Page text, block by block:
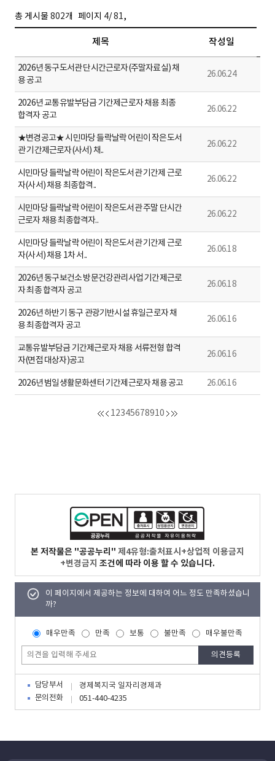
총 게시물 802개 페이지 4/81,
제목 작성일
2026년 동구도서관 단시간근로자(주말자료실) 채
용 공고
26.06.24
2026년 교통유발부담금 기간제근로자 채용 최종
합격자 공고
26.06.22
★변경공고★ 시민마당 들락날락 어린이 작은도서
관 기간제근로자(사서) 채..
26.06.22
시민마당 들락날락 어린이 작은도서관 기간제 근로
자(사서) 채용 최종합격..
26.06.22
시민마당 들락날락 어린이 작은도서관 주말 단시간
근로자 채용 최종합격자..
26.06.22
시민마당 들락날락 어린이 작은도서관 기간제 근로
자(사서) 채용 1차 서..
26.06.18
2026년 동구보건소 방문건강관리사업 기간제근로
자 최종 합격자 공고
26.06.18
2026년 하반기 동구 관광기반시설 휴일근로자 채
용 최종합격자 공고
26.06.16
교통유발부담금 기간제근로자 채용 서류전형 합격
자(면접 대상자)공고
26.06.16
2026년 범일생활문화센터 기간제근로자 채용 공고 26.06.16
12345678910
본 저작물은 "공공누리" 제4유형:출처표시+상업적 이용금지
+변경금지 조건에 따라 이용 할 수 있습니다.
이 페이지에서 제공하는 정보에 대하여 어느 정도 만족하셨습니
까?
매우만족 만족 보통 불만족 매우불만족
담당부서
경제복지국 일자리경제과
문의전화
051-440-4235